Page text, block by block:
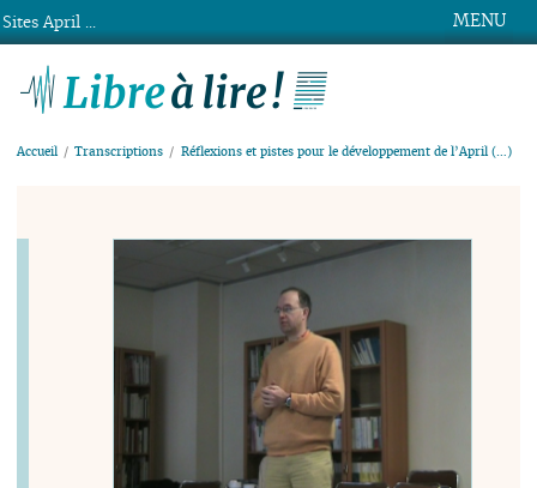
MENU
Accueil Transcriptions Réflexions et pistes pour le développement de l’April (…)
Sites April ...